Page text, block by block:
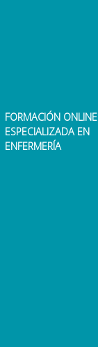
FORMACIÓN ONLINE
ESPECIALIZADA EN
ENFERMERÍA